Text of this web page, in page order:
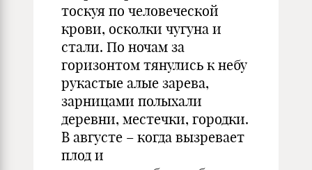
тоскуя по человеческой
крови, осколки чугуна и
стали. По ночам за
горизонтом тянулись к небу
рукастые алые зарева,
зарницами полыхали
деревни, местечки, городки.
В августе – когда вызревает
плод и